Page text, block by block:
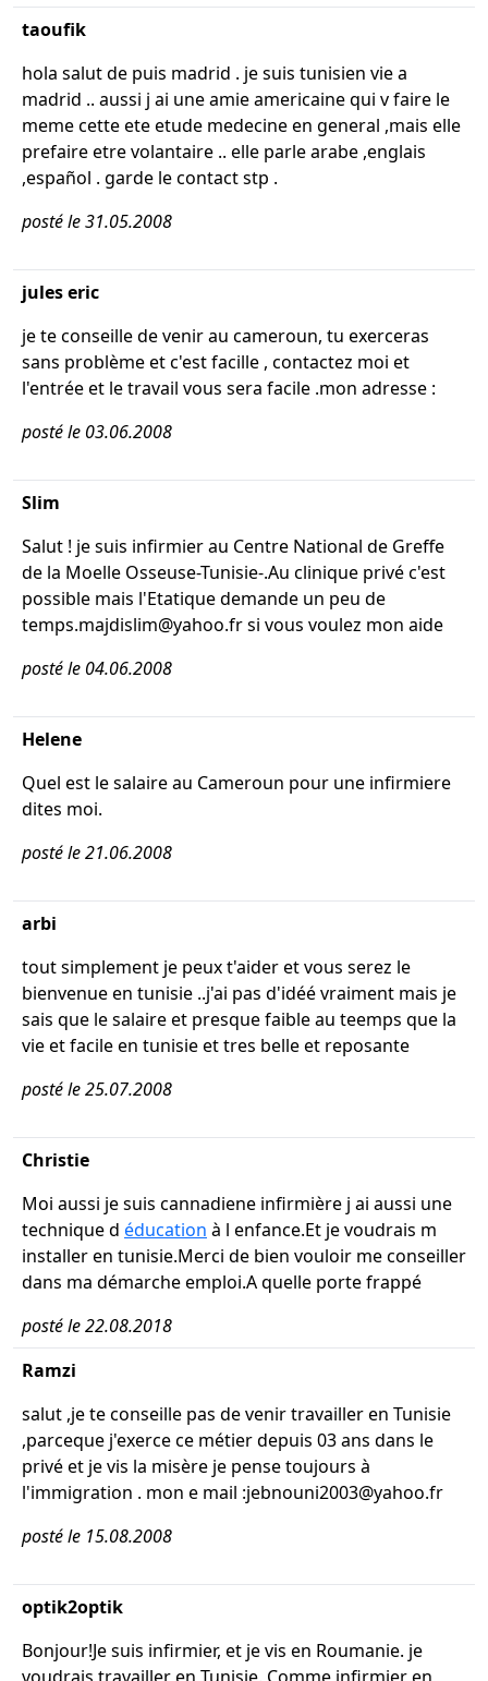
taoufik
hola salut de puis madrid . je suis tunisien vie a
madrid .. aussi j ai une amie americaine qui v faire le
meme cette ete etude medecine en general ,mais elle
prefaire etre volantaire .. elle parle arabe ,englais
,español . garde le contact stp .
posté le 31.05.2008
jules eric
je te conseille de venir au cameroun, tu exerceras
sans problème et c'est facille , contactez moi et
l'entrée et le travail vous sera facile .mon adresse :
posté le 03.06.2008
Slim
Salut ! je suis infirmier au Centre National de Greffe
de la Moelle Osseuse-Tunisie-.Au clinique privé c'est
possible mais l'Etatique demande un peu de
temps.majdislim@yahoo.fr si vous voulez mon aide
posté le 04.06.2008
Helene
Quel est le salaire au Cameroun pour une infirmiere
dites moi.
posté le 21.06.2008
arbi
tout simplement je peux t'aider et vous serez le
bienvenue en tunisie ..j'ai pas d'idéé vraiment mais je
sais que le salaire et presque faible au teemps que la
vie et facile en tunisie et tres belle et reposante
posté le 25.07.2008
Christie
Moi aussi je suis cannadiene infirmière j ai aussi une
technique d éducation à l enfance.Et je voudrais m
installer en tunisie.Merci de bien vouloir me conseiller
dans ma démarche emploi.A quelle porte frappé
posté le 22.08.2018
Ramzi
salut ,je te conseille pas de venir travailler en Tunisie
,parceque j'exerce ce métier depuis 03 ans dans le
privé et je vis la misère je pense toujours à
l'immigration . mon e mail :jebnouni2003@yahoo.fr
posté le 15.08.2008
optik2optik
Bonjour!Je suis infirmier, et je vis en Roumanie. je